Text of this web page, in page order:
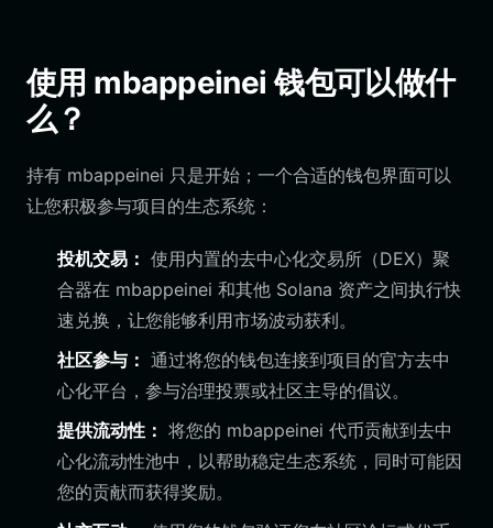
使用 mbappeinei 钱包可以做什
么？
持有 mbappeinei 只是开始；一个合适的钱包界面可以
让您积极参与项目的生态系统：
投机交易： 使用内置的去中心化交易所（DEX）聚
合器在 mbappeinei 和其他 Solana 资产之间执行快
速兑换，让您能够利用市场波动获利。
社区参与： 通过将您的钱包连接到项目的官方去中
心化平台，参与治理投票或社区主导的倡议。
提供流动性： 将您的 mbappeinei 代币贡献到去中
心化流动性池中，以帮助稳定生态系统，同时可能因
您的贡献而获得奖励。